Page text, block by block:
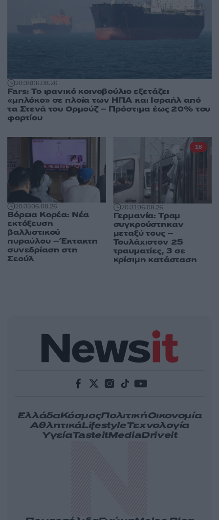
20:3806.08.26
Fars: Το ιρανικό κοινοβούλιο εξετάζει
«μπλόκο» σε πλοία των ΗΠΑ και Ισραήλ από
τα Στενά του Ορμούζ – Πρόστιμα έως 20% του
φορτίου
20:3306.08.26
Βόρεια Κορέα: Νέα
εκτόξευση
βαλλιστικού
πυραύλου – Έκτακτη
συνεδρίαση στη
Σεούλ
20:3106.08.26
Γερμανία: Tραμ
συγκρούστηκαν
μεταξύ τους –
Τουλάχιστον 25
τραυματίες, 3 σε
κρίσιμη κατάσταση
16
ΕλλάδαΚόσμοςΠολιτικήΟικονομία
ΑθλητικάLifestyleΤεχνολογία
ΥγείαTasteitMediaDriveit